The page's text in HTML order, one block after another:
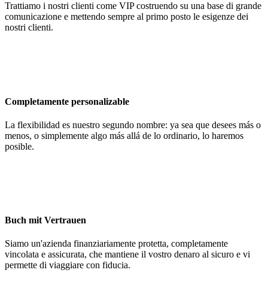
Trattiamo i nostri clienti come VIP costruendo su una base di grande
comunicazione e mettendo sempre al primo posto le esigenze dei
nostri clienti.
Completamente personalizable
La flexibilidad es nuestro segundo nombre: ya sea que desees más o
menos, o simplemente algo más allá de lo ordinario, lo haremos
posible.
Buch mit Vertrauen
Siamo un'azienda finanziariamente protetta, completamente
vincolata e assicurata, che mantiene il vostro denaro al sicuro e vi
permette di viaggiare con fiducia.